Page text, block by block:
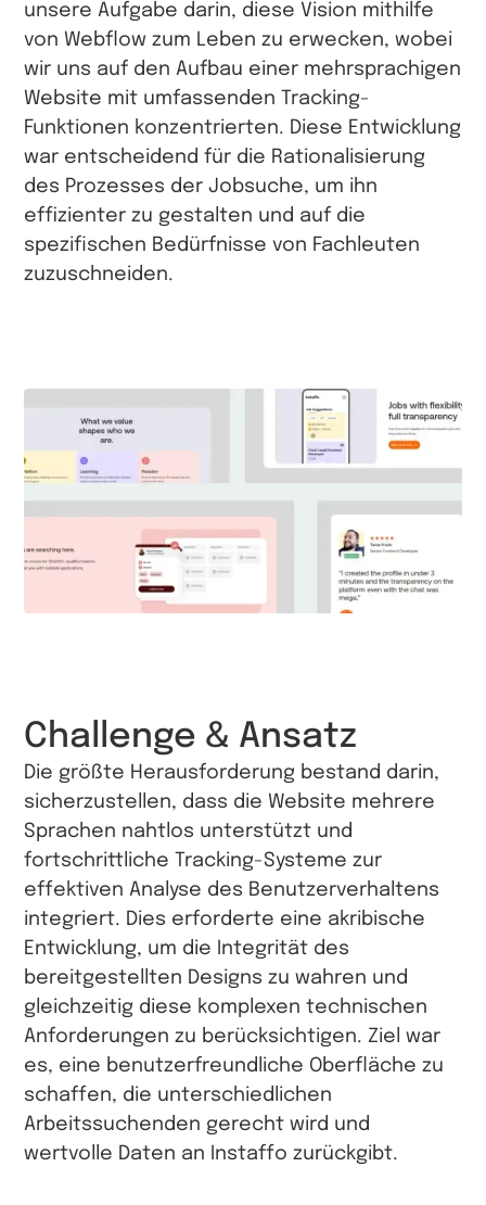
unsere Aufgabe darin, diese Vision mithilfe
von Webflow zum Leben zu erwecken, wobei
wir uns auf den Aufbau einer mehrsprachigen
Website mit umfassenden Tracking-
Funktionen konzentrierten. Diese Entwicklung
war entscheidend für die Rationalisierung
des Prozesses der Jobsuche, um ihn
effizienter zu gestalten und auf die
spezifischen Bedürfnisse von Fachleuten
zuzuschneiden.
Challenge & Ansatz
Die größte Herausforderung bestand darin,
sicherzustellen, dass die Website mehrere
Sprachen nahtlos unterstützt und
fortschrittliche Tracking-Systeme zur
effektiven Analyse des Benutzerverhaltens
integriert. Dies erforderte eine akribische
Entwicklung, um die Integrität des
bereitgestellten Designs zu wahren und
gleichzeitig diese komplexen technischen
Anforderungen zu berücksichtigen. Ziel war
es, eine benutzerfreundliche Oberfläche zu
schaffen, die unterschiedlichen
Arbeitssuchenden gerecht wird und
wertvolle Daten an Instaffo zurückgibt.